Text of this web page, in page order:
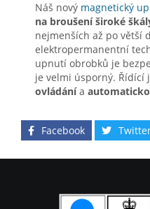
Náš nový magnetický
na broušení široké
nejmenších až po větší
elektropermanentní
upnutí obrobků je
je velmi úsporný. Řídící
ovládánía
Facebook